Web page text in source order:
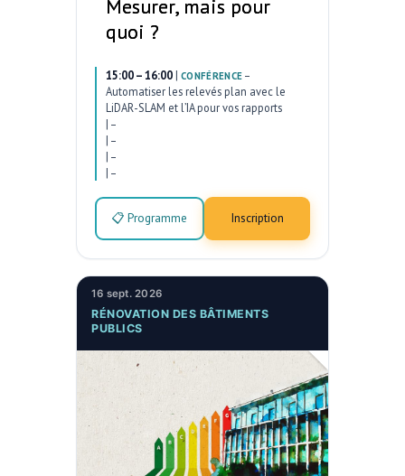
Mesurer, mais pour
quoi ?
15:00 – 16:00 | CONFÉRENCE –
Automatiser les relevés plan avec le
LiDAR-SLAM et l’IA pour vos rapports
| –
| –
| –
| –
📋 Programme Inscription
16 sept. 2026
RÉNOVATION DES BÂTIMENTS
PUBLICS